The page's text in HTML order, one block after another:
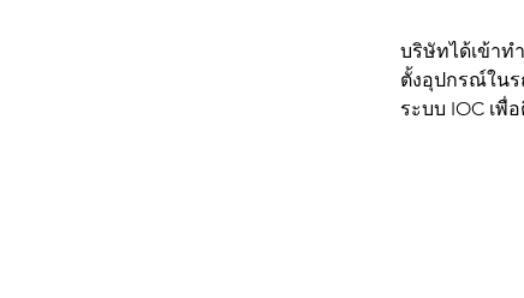
บริษัทได้เข้าท
ตั้งอุปกรณ์ในร
ระบบ IOC เพื่